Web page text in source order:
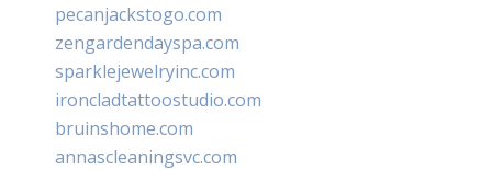
pecanjackstogo.com
zengardendayspa.com
sparklejewelryinc.com
ironcladtattoostudio.com
bruinshome.com
annascleaningsvc.com